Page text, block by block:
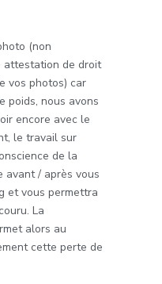
(non
attestation de droit
vos photos) car
poids, nous avons
encore avec le
le travail sur
de la
avant / après vous
et vous permettra
La
alors au
cette perte de